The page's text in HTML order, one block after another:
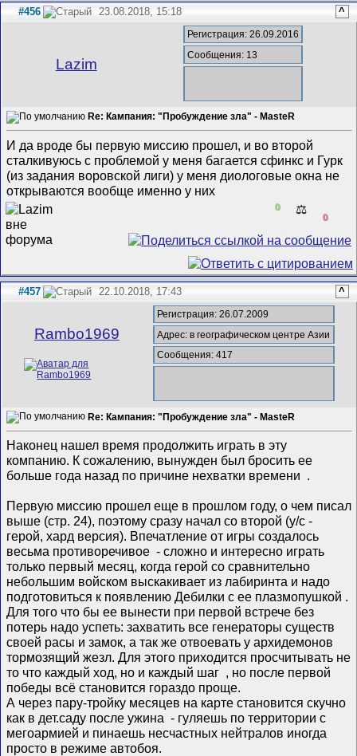
#456 23.08.2018, 15:18 ^
Lazim
Регистрация: 26.09.2016
Сообщения: 13
Re: Кампания: "Пробуждение зла" - MasteR
И да вроде бы первую миссию прошел, и во второй
сталкивуюсь с проблемой у меня багается сфинкс и Гурк
(из задания воровской лиги) у меня диологовые окна не
открываются вообще именно у них
0 ⚖️
0
#457 22.10.2018, 17:43 ^
Rambo1969
Регистрация: 26.07.2009
Адрес: в географическом центре Азии
Сообщения: 417
Re: Кампания: "Пробуждение зла" - MasteR
Наконец нашел время продолжить играть в эту
компанию. К сожалению, вынужден был бросить ее
больше года назад по причине нехватки времени .
Первую миссию прошел еще в прошлом году, о чем писал
выше (стр. 24), поэтому сразу начал со второй (у/с -
герой, хард версия). Впечатление от игры создалось
весьма противоречивое - сложно и интересно играть
только первый месяц, когда герой со сравнительно
небольшим войском выскакивает из лабиринта и надо
подготовиться к появлению Дебилки с ее плазмопушкой .
Для того что бы ее вынести при первой встрече без
потерь надо успеть: захватить все генераторы существ
своей расы и замок, а так же отвоевать у архидемонов
тормозящий жезл. Для этого приходится просчитывать не
то что каждый ход, но и каждый шаг , но после первой
победы всё становится гораздо проще.
А через пару-тройку месяцев на карте становится скучно
как в дет.саду после ужина - гуляешь по территории с
мегоармией и пинаешь несчастных нейтралов иногда
просто в режиме автобоя.